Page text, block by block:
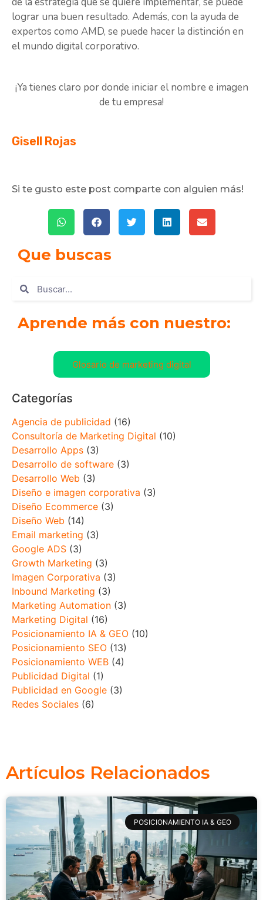
lograr una buen resultado. Además, con la ayuda de
expertos como AMD, se puede hacer la distinción en
el mundo digital corporativo.
¡Ya tienes claro por donde iniciar el nombre e imagen
de tu empresa!
Gisell Rojas
Si te gusto este post comparte con alguien más!
Que buscas
Aprende más con nuestro:
Glosario de marketing digital
Categorías
Agencia de publicidad (16)
Consultoría de Marketing Digital (10)
Desarrollo Apps (3)
Desarrollo de software (3)
Desarrollo Web (3)
Diseño e imagen corporativa (3)
Diseño Ecommerce (3)
Diseño Web (14)
Email marketing (3)
Google ADS (3)
Growth Marketing (3)
Imagen Corporativa (3)
Inbound Marketing (3)
Marketing Automation (3)
Marketing Digital (16)
Posicionamiento IA & GEO (10)
Posicionamiento SEO (13)
Posicionamiento WEB (4)
Publicidad Digital (1)
Publicidad en Google (3)
Redes Sociales (6)
Artículos Relacionados
POSICIONAMIENTO IA & GEO